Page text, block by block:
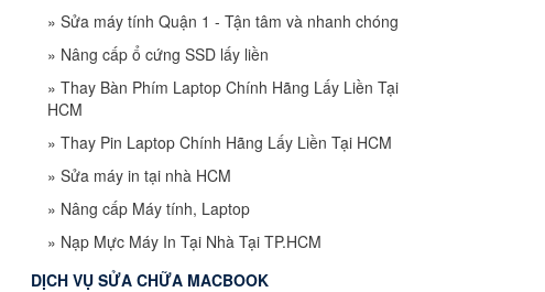
» Sửa máy tính Quận 1 - Tận tâm và nhanh chóng
» Nâng cấp ổ cứng SSD lấy liền
» Thay Bàn Phím Laptop Chính Hãng Lấy Liền Tại
HCM
» Thay Pin Laptop Chính Hãng Lấy Liền Tại HCM
» Sửa máy in tại nhà HCM
» Nâng cấp Máy tính, Laptop
» Nạp Mực Máy In Tại Nhà Tại TP.HCM
DỊCH VỤ SỬA CHỮA MACBOOK